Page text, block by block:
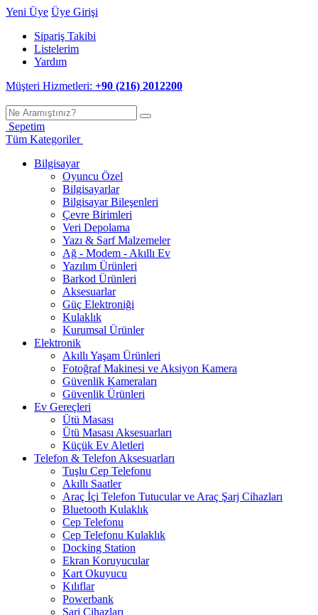
Yeni Üye Üye Girişi
Sipariş Takibi
Listelerim
Yardım
Müşteri Hizmetleri: +90 (216) 2012200
Sepetim
Tüm Kategoriler
Bilgisayar
Oyuncu Özel
Bilgisayarlar
Bilgisayar Bileşenleri
Çevre Birimleri
Veri Depolama
Yazı & Sarf Malzemeler
Ağ - Modem - Akıllı Ev
Yazılım Ürünleri
Barkod Ürünleri
Aksesuarlar
Güç Elektroniği
Kulaklık
Kurumsal Ürünler
Elektronik
Akıllı Yaşam Ürünleri
Fotoğraf Makinesi ve Aksiyon Kamera
Güvenlik Kameraları
Güvenlik Ürünleri
Ev Gereçleri
Ütü Masası
Ütü Masası Aksesuarları
Küçük Ev Aletleri
Telefon & Telefon Aksesuarları
Tuşlu Cep Telefonu
Akıllı Saatler
Araç İçi Telefon Tutucular ve Araç Şarj Cihazları
Bluetooth Kulaklık
Cep Telefonu
Cep Telefonu Kulaklık
Docking Station
Ekran Koruyucular
Kart Okuyucu
Kılıflar
Powerbank
Şarj Cihazları